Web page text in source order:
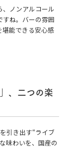
、ノンアルコール
すね。バーの雰囲
能できる安心感
、二つの楽
引き出す“ライブ
味わいを、国産の